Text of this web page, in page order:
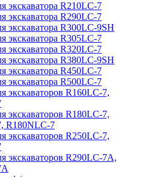
экскаватора R210LC-7
экскаватора R290LC-7
экскаватора R300LC-9SH
экскаватора R305LC-7
экскаватора R320LC-7
экскаватора R380LC-9SH
экскаватора R450LC-7
экскаватора R500LC-7
экскаваторов R160LC-7,
экскаваторов R180LC-7,
R180NLC-7
экскаваторов R250LC-7,
экскаваторов R290LC-7A,